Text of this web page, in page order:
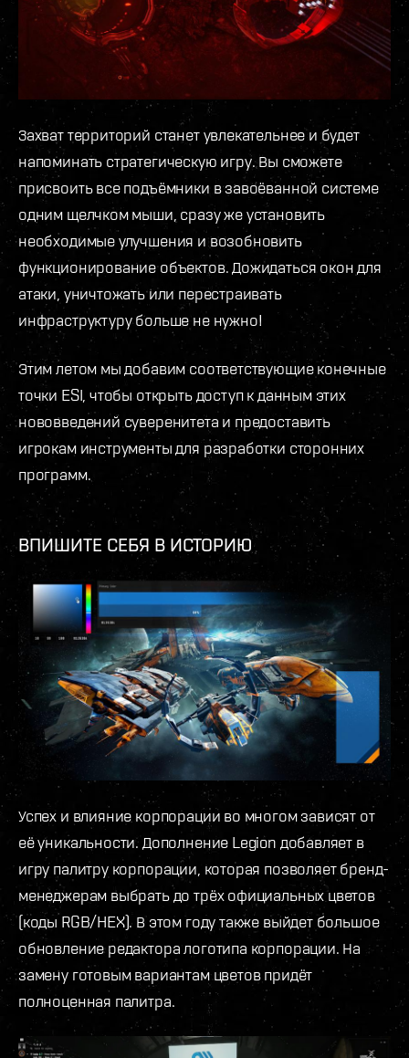
Захват территорий станет увлекательнее и будет
напоминать стратегическую игру. Вы сможете
присвоить все подъёмники в завоёванной системе
одним щелчком мыши, сразу же установить
необходимые улучшения и возобновить
функционирование объектов. Дожидаться окон для
атаки, уничтожать или перестраивать
инфраструктуру больше не нужно!
Этим летом мы добавим соответствующие конечные
точки ESI, чтобы открыть доступ к данным этих
нововведений суверенитета и предоставить
игрокам инструменты для разработки сторонних
программ.
ВПИШИТЕ СЕБЯ В ИСТОРИЮ
Успех и влияние корпорации во многом зависят от
её уникальности. Дополнение Legion добавляет в
игру палитру корпорации, которая позволяет бренд-
менеджерам выбрать до трёх официальных цветов
(коды RGB/HEX). В этом году также выйдет большое
обновление редактора логотипа корпорации. На
замену готовым вариантам цветов придёт
полноценная палитра.